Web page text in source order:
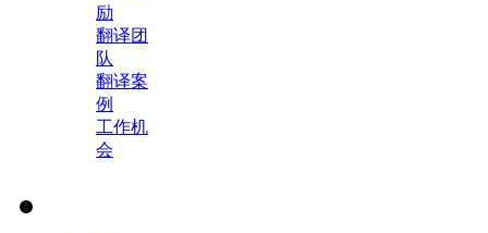
励
翻译团
队
翻译案
例
工作机
会